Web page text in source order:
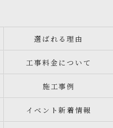
選ばれる理由
工事料金について
施工事例
イベント新着情報